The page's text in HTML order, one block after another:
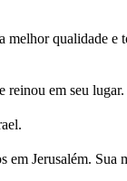
qualidade
reinou em seu lugar.
Jerusalém.